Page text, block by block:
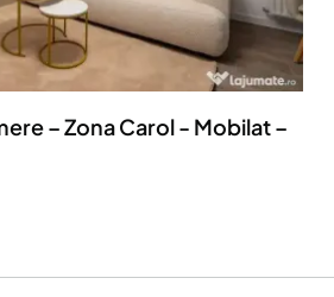
profesionale
– Zona Carol - Mobilat –